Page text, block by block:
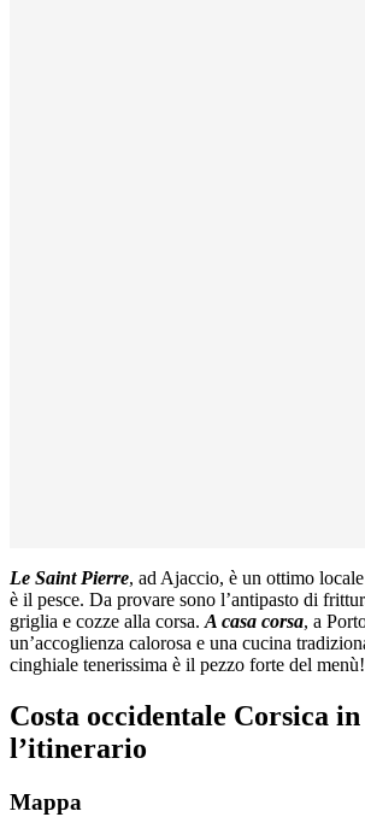
Le Saint Pierre, ad Ajaccio, è un ottimo
è il pesce. Da provare sono l’antipasto di
griglia e cozze alla corsa. A casa corsa, a
un’accoglienza calorosa e una cucina
cinghiale tenerissima è il pezzo forte del menù!
Costa occidentale Corsica
l’itinerario
Mappa